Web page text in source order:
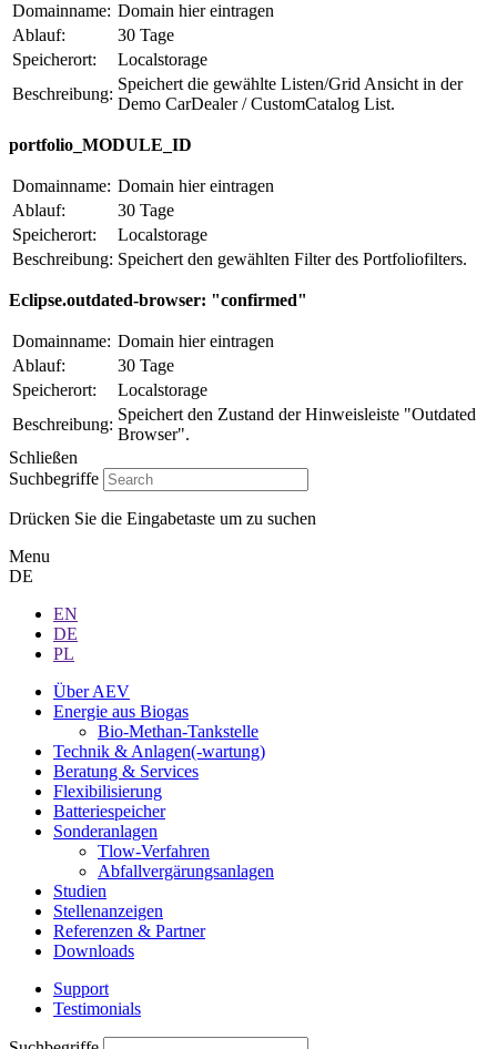
Domainname: Domain hier eintragen
Ablauf:
30 Tage
Speicherort:
Localstorage
Beschreibung:
Speichert die gewählte Listen/Grid Ansicht in der
Demo CarDealer / CustomCatalog List.
portfolio_MODULE_ID
Domainname: Domain hier eintragen
Ablauf:
30 Tage
Speicherort:
Localstorage
Beschreibung: Speichert den gewählten Filter des Portfoliofilters.
Eclipse.outdated-browser: "confirmed"
Domainname: Domain hier eintragen
Ablauf:
30 Tage
Speicherort:
Localstorage
Beschreibung:
Speichert den Zustand der Hinweisleiste "Outdated
Browser".
Schließen
Suchbegriffe
Drücken Sie die Eingabetaste um zu suchen
Menu
DE
EN
DE
PL
Über AEV
Energie aus Biogas
Bio-Methan-Tankstelle
Technik & Anlagen(-wartung)
Beratung & Services
Flexibilisierung
Batteriespeicher
Sonderanlagen
Tlow-Verfahren
Abfallvergärungsanlagen
Studien
Stellenanzeigen
Referenzen & Partner
Downloads
Support
Testimonials